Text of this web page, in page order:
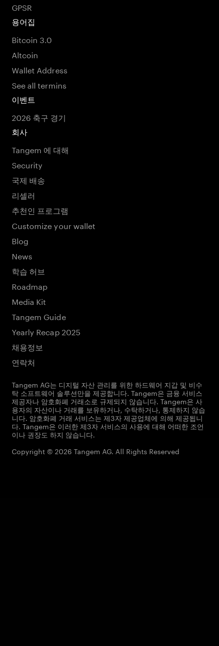
GPSR
용어집
Bitcoin 3.0
Altcoin
Wallet Address
See all termins
이벤트
2026 축구 경기
회사
Tangem 에 대해
Security
국제 배송
리셀러
추천인 프로그램
Customize your wallet
Blog
News
학습 허브
Roadmap
Media Kit
Tangem Guide
Yearly Recap 2025
채용정보
연락처
Tangem AG는 디지털 자산 관리를 위한 하드웨어 지갑 및 비수
탁 소프트웨어 솔루션만을 제공합니다. Tangem은 금융 서비스
제공자나 암호화폐 거래소로 규제되지 않습니다. Tangem은 사
용자의 자산이나 거래를 보유하거나, 수탁하거나, 통제하지 않습
니다. 암호화폐 거래 서비스는 제3자 제공업체에 의해 제공됩니
다. Tangem은 이러한 제3자 서비스의 사용에 대해 어떠한 조언
이나 권장도 하지 않습니다.